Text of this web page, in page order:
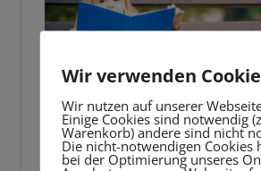
Wir verwenden
Wir nutzen auf unserer
Einige Cookies sind notwendig
Warenkorb) andere sind nicht
Die nicht-notwendigen Cookies
bei der Optimierung unseres